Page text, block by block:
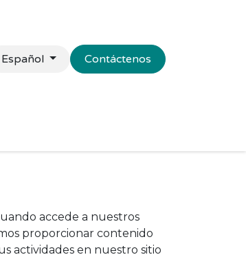
Español Contáctenos
accede a nuestros
proporcionar contenido
actividades en nuestro sitio